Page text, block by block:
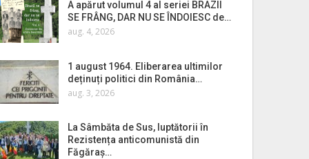
A apărut volumul 4 al seriei BRAZII
SE FRÂNG, DAR NU SE ÎNDOIESC de…
aug. 4, 2026
1 august 1964. Eliberarea ultimilor
deținuți politici din România…
aug. 3, 2026
La Sâmbăta de Sus, luptătorii în
Rezistența anticomunistă din
Făgăraș…